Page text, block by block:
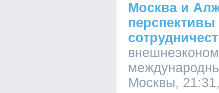
Москва и
перспективы
Москвы,